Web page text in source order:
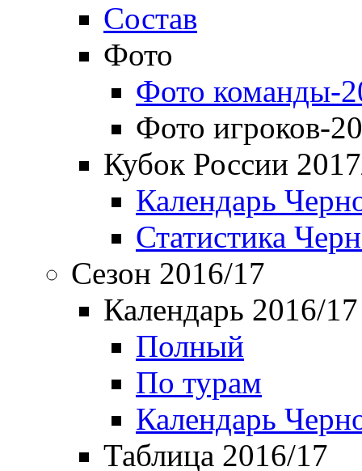
Состав
Фото
Фото команды-
Фото игроков-
Кубок России
Календарь
Статистика
Сезон 2016/17
Календарь 2016/17
Полный
По турам
Календарь
Таблица 2016/17